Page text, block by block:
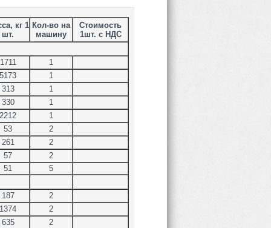
кг 1
шт.
Кол-во на
машину
Стоимость
1шт. с НДС
1711
1
5173
1
313
1
330
1
2212
1
53
2
261
2
57
2
51
5
187
2
1374
2
635
2